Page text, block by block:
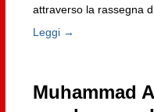
attraverso la rassegna
Leggi →
Muhammad